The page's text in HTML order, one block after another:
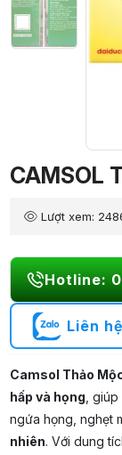
CAMSOL
Lượt xem:
Hotline:
Liên
Camsol Thảo
hấp và họng, giúp
ngứa họng, nghẹt
nhiên. Với dung